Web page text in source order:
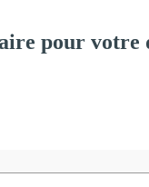
pour votre